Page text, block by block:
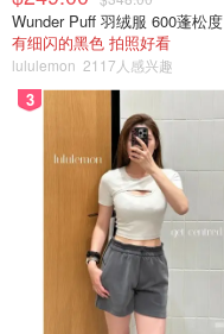
Wunder Puff 羽绒服 600蓬松度
有细闪的黑色 拍照好看
lululemon 2117人感兴趣
3